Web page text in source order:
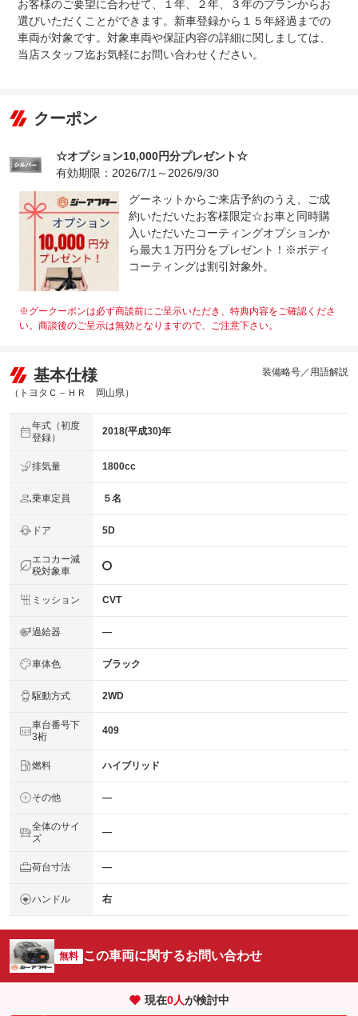
お客様のご要望に合わせて、１年、２年、３年のプランからお
選びいただくことができます。新車登録から１５年経過までの
車両が対象です。対象車両や保証内容の詳細に関しましては、
当店スタッフ迄お気軽にお問い合わせください。
クーポン
☆オプション10,000円分プレゼント☆
有効期限：2026/7/1～2026/9/30
グーネットからご来店予約のうえ、ご成
約いただいたお客様限定☆お車と同時購
入いただいたコーティングオプションか
ら最大１万円分をプレゼント！※ボディ
コーティングは割引対象外。
※グークーポンは必ず商談前にご呈示いただき、特典内容をご確認くださ
い。商談後のご呈示は無効となりますので、ご注意下さい。
基本仕様
（トヨタＣ－ＨＲ 岡山県）
装備略号／用語解説
年式（初度
登録）
2018(平成30)年
排気量 1800cc
乗車定員 ５名
ドア 5D
エコカー減
税対象車
ミッション CVT
過給器 ―
車体色 ブラック
駆動方式 2WD
車台番号下
3桁
409
燃料 ハイブリッド
その他 ―
全体のサイ
ズ
―
荷台寸法 ―
ハンドル 右
無料 この車両に関するお問い合わせ
現在0人が検討中